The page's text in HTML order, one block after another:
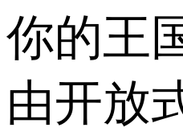
你的王
由开放